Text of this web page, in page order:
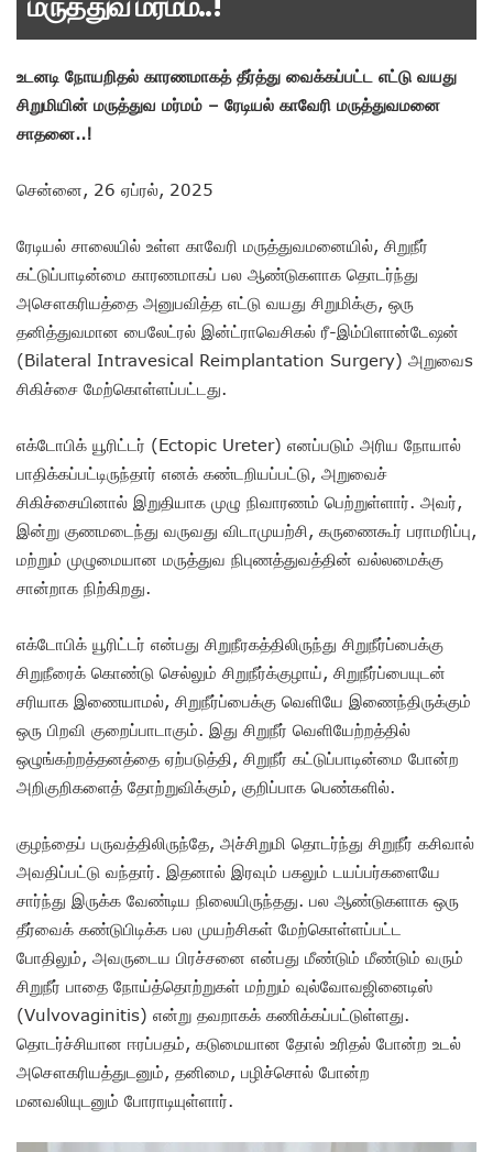
உடனடி நோயறிதல் காரணமாகத் தீர்த்து வைக்கப்பட்ட எட்டு வயது
சிறுமியின் மருத்துவ மர்மம் – ரேடியல் காவேரி மருத்துவமனை
சாதனை..!
சென்னை, 26 ஏப்ரல், 2025
ரேடியல் சாலையில் உள்ள காவேரி மருத்துவமனையில், சிறுநீர்
கட்டுப்பாடின்மை காரணமாகப் பல ஆண்டுகளாக தொடர்ந்து
அசௌகரியத்தை அனுபவித்த எட்டு வயது சிறுமிக்கு, ஒரு
தனித்துவமான பைலேட்ரல் இன்ட்ராவெசிகல் ரீ-இம்பிளான்டேஷன்
(Bilateral Intravesical Reimplantation Surgery) அறுவைs
சிகிச்சை மேற்கொள்ளப்பட்டது.
எக்டோபிக் யூரிட்டர் (Ectopic Ureter) எனப்படும் அரிய நோயால்
பாதிக்கப்பட்டிருந்தார் எனக் கண்டறியப்பட்டு, அறுவைச்
சிகிச்சையினால் இறுதியாக முழு நிவாரணம் பெற்றுள்ளார். அவர்,
இன்று குணமடைந்து வருவது விடாமுயற்சி, கருணைகூர் பராமரிப்பு,
மற்றும் முழுமையான மருத்துவ நிபுணத்துவத்தின் வல்லமைக்கு
சான்றாக நிற்கிறது.
எக்டோபிக் யூரிட்டர் என்பது சிறுநீரகத்திலிருந்து சிறுநீர்ப்பைக்கு
சிறுநீரைக் கொண்டு செல்லும் சிறுநீர்க்குழாய், சிறுநீர்ப்பையுடன்
சரியாக இணையாமல், சிறுநீர்ப்பைக்கு வெளியே இணைந்திருக்கும்
ஒரு பிறவி குறைப்பாடாகும். இது சிறுநீர் வெளியேற்றத்தில்
ஒழுங்கற்றத்தனத்தை ஏற்படுத்தி, சிறுநீர் கட்டுப்பாடின்மை போன்ற
அறிகுறிகளைத் தோற்றுவிக்கும், குறிப்பாக பெண்களில்.
குழந்தைப் பருவத்திலிருந்தே, அச்சிறுமி தொடர்ந்து சிறுநீர் கசிவால்
அவதிப்பட்டு வந்தார். இதனால் இரவும் பகலும் டயப்பர்களையே
சார்ந்து இருக்க வேண்டிய நிலையிருந்தது. பல ஆண்டுகளாக ஒரு
தீர்வைக் கண்டுபிடிக்க பல முயற்சிகள் மேற்கொள்ளப்பட்ட
போதிலும், அவருடைய பிரச்சனை என்பது மீண்டும் மீண்டும் வரும்
சிறுநீர் பாதை நோய்த்தொற்றுகள் மற்றும் வுல்வோவஜினைடிஸ்
(Vulvovaginitis) என்று தவறாகக் கணிக்கப்பட்டுள்ளது.
தொடர்ச்சியான ஈரப்பதம், கடுமையான தோல் உரிதல் போன்ற உடல்
அசௌகரியத்துடனும், தனிமை, பழிச்சொல் போன்ற
மனவலியுடனும் போராடியுள்ளார்.